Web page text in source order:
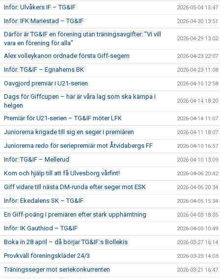
Inför: Ulvåkers IF – TG&IF 2026-05-04 15:47
Inför: IFK Mariestad – TG&IF 2026-04-30 13:51
Därför är TG&IF en förening utan träningsavgifter: ”Vi vill
vara en förening för alla”
2026-04-29 13:02
Alex volleykanon ordnade första Giff-segern 2026-04-23 22:07
Inför: TG&IF – Egnahems BK 2026-04-23 11:08
Oavgjord premiär i U21-serien 2026-04-15 12:58
Dags för Giffcupen – här är våra lag som ska kämpa i
helgen
2026-04-14 18:20
Premiär för U21-serien – TG&IF möter LFK 2026-04-14 11:07
Juniorerna krigade till sig en seger i premiären 2026-04-11 18:07
Juniorerna redo för seriepremiär mot Åtvidabergs FF 2026-04-10 16:57
Inför: TG&IF – Mellerud 2026-04-10 13:09
Kom och hjälp till att få Ulvesborg vårfint! 2026-04-06 20:42
Giff vidare till nästa DM-runda efter seger mot ESK 2026-04-06 20:34
Inför: Ekedalens SK – TG&IF 2026-04-05 15:34
En Giff-poäng i premiären efter stark upphämtning 2026-04-03 18:35
Inför: IK Gauthiod – TG&IF 2026-04-03 10:49
Boka in 28 april – då börjar TG&IF:s Bollekis 2026-03-27 16:14
Provkväll föreningskläder 24/3 2026-03-23 14:03
Träningsseger mot seriekonkurrenten 2026-03-21 16:47